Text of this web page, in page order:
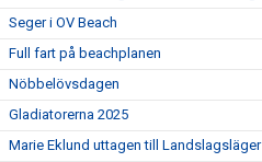
Seger i OV Beach
Full fart på beachplanen
Nöbbelövsdagen
Gladiatorerna 2025
Marie Eklund uttagen till Landslagsläger